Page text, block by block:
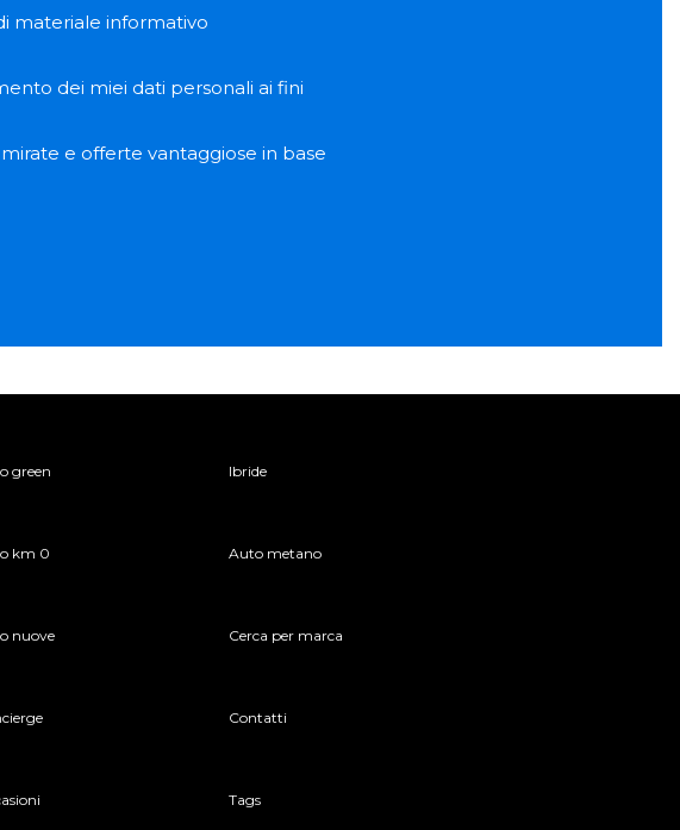
materiale informativo
dei miei dati personali ai fini
e offerte vantaggiose in base
green Ibride
km 0 Auto metano
nuove Cerca per marca
Contatti
Tags